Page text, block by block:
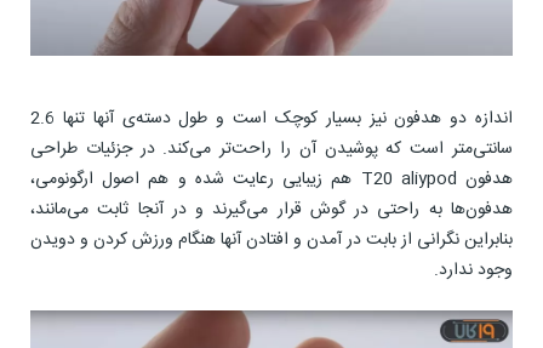
اندازه دو هدفون نیز بسیار کوچک است و طول دسته‌ی آنها تنها 2.6
سانتی‌متر است که پوشیدن آن را راحت‌تر می‌کند. در جزئیات طراحی
هدفون T20 aliypod هم زیبایی رعایت شده و هم اصول ارگونومی،
هدفون‌ها به راحتی در گوش قرار می‌گیرند و در آنجا ثابت می‌مانند،
بنابراین نگرانی از بابت در آمدن و افتادن آنها هنگام ورزش کردن و دویدن
وجود ندارد.